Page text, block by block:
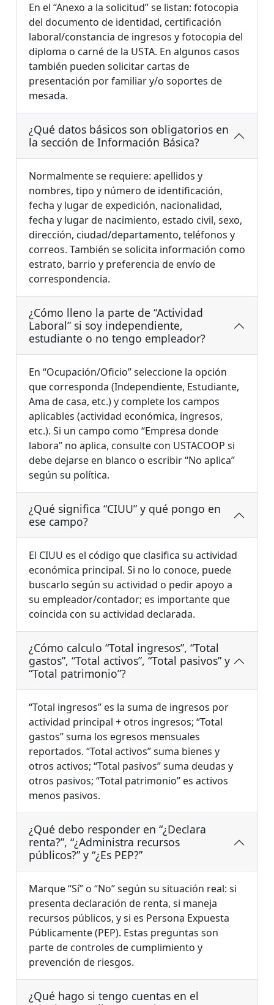
En el “Anexo a la solicitud” se listan: fotocopia
del documento de identidad, certificación
laboral/constancia de ingresos y fotocopia del
diploma o carné de la USTA. En algunos casos
también pueden solicitar cartas de
presentación por familiar y/o soportes de
mesada.
¿Qué datos básicos son obligatorios en
la sección de Información Básica?
Normalmente se requiere: apellidos y
nombres, tipo y número de identificación,
fecha y lugar de expedición, nacionalidad,
fecha y lugar de nacimiento, estado civil, sexo,
dirección, ciudad/departamento, teléfonos y
correos. También se solicita información como
estrato, barrio y preferencia de envío de
correspondencia.
¿Cómo lleno la parte de “Actividad
Laboral” si soy independiente,
estudiante o no tengo empleador?
En “Ocupación/Oficio” seleccione la opción
que corresponda (Independiente, Estudiante,
Ama de casa, etc.) y complete los campos
aplicables (actividad económica, ingresos,
etc.). Si un campo como “Empresa donde
labora” no aplica, consulte con USTACOOP si
debe dejarse en blanco o escribir “No aplica”
según su política.
¿Qué significa “CIUU” y qué pongo en
ese campo?
El CIUU es el código que clasifica su actividad
económica principal. Si no lo conoce, puede
buscarlo según su actividad o pedir apoyo a
su empleador/contador; es importante que
coincida con su actividad declarada.
¿Cómo calculo “Total ingresos”, “Total
gastos”, “Total activos”, “Total pasivos” y
“Total patrimonio”?
“Total ingresos” es la suma de ingresos por
actividad principal + otros ingresos; “Total
gastos” suma los egresos mensuales
reportados. “Total activos” suma bienes y
otros activos; “Total pasivos” suma deudas y
otros pasivos; “Total patrimonio” es activos
menos pasivos.
¿Qué debo responder en “¿Declara
renta?”, “¿Administra recursos
públicos?” y “¿Es PEP?”
Marque “Sí” o “No” según su situación real: si
presenta declaración de renta, si maneja
recursos públicos, y si es Persona Expuesta
Públicamente (PEP). Estas preguntas son
parte de controles de cumplimiento y
prevención de riesgos.
¿Qué hago si tengo cuentas en el